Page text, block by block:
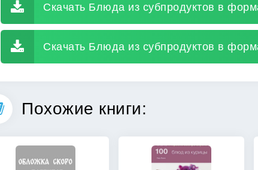
Скачать Блюда из субпродуктов в
Скачать Блюда из субпродуктов в
Похожие книги: